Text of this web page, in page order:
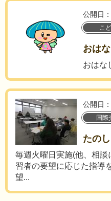
公開日
こ
おは
おはな
公開日
国際
たの
毎週火曜日実施(他、相
習者の要望に応じた指導
望...